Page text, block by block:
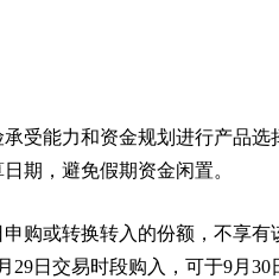
受能力和资金规划进行产品选
期，避免假期资金闲置。
购或转换转入的份额，不享有
日交易时段购入，可于9月30